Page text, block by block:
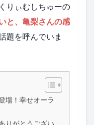
りぃむしちゅーの
と、亀梨さんの感
題を呼んでいま
場！幸せオーラ
りがとうござい